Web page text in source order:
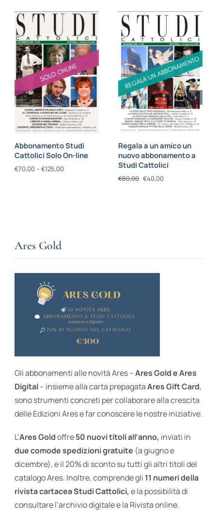
Abbonamento Studi
Cattolici Solo On-line
€70,00 – €125,00
Regala a un amico un
nuovo abbonamento a
Studi Cattolici
€80,00 €40,00
Ares Gold
Gli abbonamenti alle novità Ares –Ares Gold e Ares
Digital– insieme alla carta prepagataAres Gift Card,
sono strumenti concreti per collaborare alla crescita
delle Edizioni Ares e far conoscere le nostre iniziative.
L’Ares Goldoffre50 nuovi titoli all’anno, inviati in
due comode spedizioni gratuite (a giugno e
dicembre), e il 20% di sconto su tutti gli altri titoli del
catalogo Ares. Inoltre, comprende gli 11 numeri della
rivista cartacea Studi Cattolici, e la possibilità di
consultare l’archivio digitale e la Rivista online.